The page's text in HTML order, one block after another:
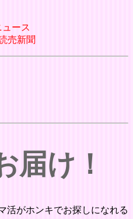
ース
売新聞
届け！
活がホンキでお探しになれる